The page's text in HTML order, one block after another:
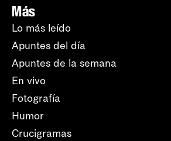
Más
Lo más leído
Apuntes del día
Apuntes de la semana
En vivo
Fotografía
Humor
Crucigramas